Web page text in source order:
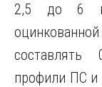
2,5 до 6 м.
профили ПС